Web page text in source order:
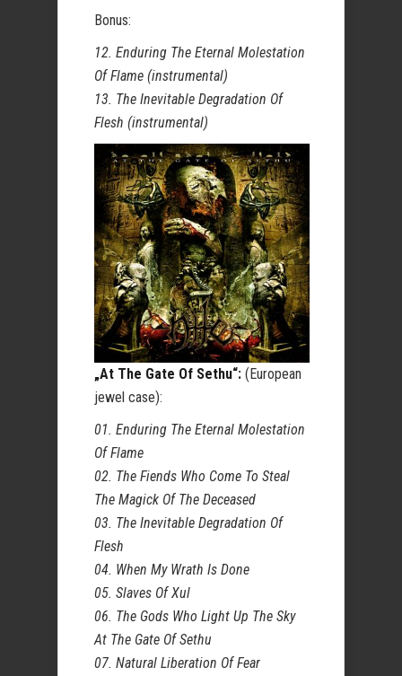
Bonus:
12. Enduring The Eternal Molestation
Of Flame (instrumental)
13. The Inevitable Degradation Of
Flesh (instrumental)
„At The Gate Of Sethu“: (European
jewel case):
01. Enduring The Eternal Molestation
Of Flame
02. The Fiends Who Come To Steal
The Magick Of The Deceased
03. The Inevitable Degradation Of
Flesh
04. When My Wrath Is Done
05. Slaves Of Xul
06. The Gods Who Light Up The Sky
At The Gate Of Sethu
07. Natural Liberation Of Fear